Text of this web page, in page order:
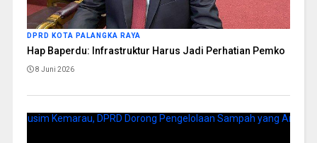
DPRD KOTA PALANGKA RAYA
Hap Baperdu: Infrastruktur Harus Jadi Perhatian Pemko
8 Juni 2026